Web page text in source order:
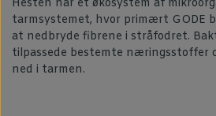
Hesten har et økosystem af
tarmsystemet, hvor primært GODE
at nedbryde fibrene i stråfodret.
tilpassede bestemte næringsstoffer
ned i tarmen.